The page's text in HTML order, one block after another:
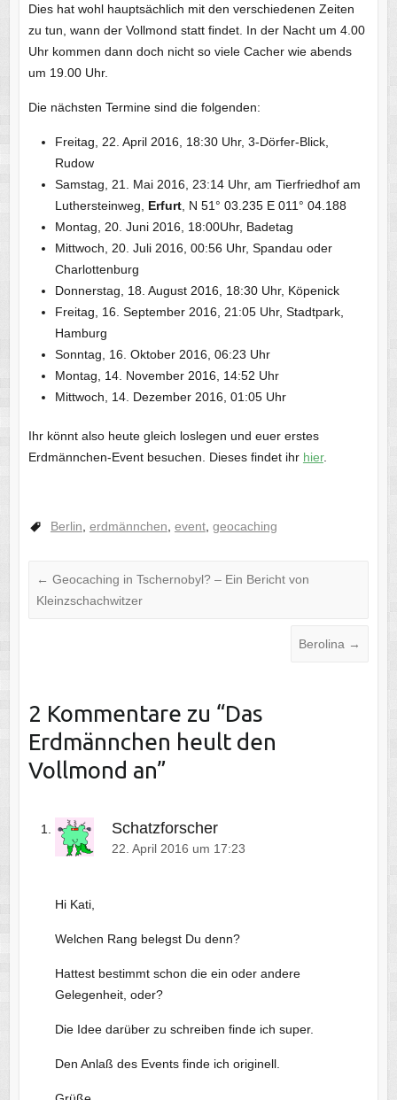
Dies hat wohl hauptsächlich mit den verschiedenen Zeiten
zu tun, wann der Vollmond statt findet. In der Nacht um 4.00
Uhr kommen dann doch nicht so viele Cacher wie abends
um 19.00 Uhr.
Die nächsten Termine sind die folgenden:
Freitag, 22. April 2016, 18:30 Uhr, 3-Dörfer-Blick,
Rudow
Samstag, 21. Mai 2016, 23:14 Uhr, am Tierfriedhof am
Luthersteinweg, Erfurt, N 51° 03.235 E 011° 04.188
Montag, 20. Juni 2016, 18:00Uhr, Badetag
Mittwoch, 20. Juli 2016, 00:56 Uhr, Spandau oder
Charlottenburg
Donnerstag, 18. August 2016, 18:30 Uhr, Köpenick
Freitag, 16. September 2016, 21:05 Uhr, Stadtpark,
Hamburg
Sonntag, 16. Oktober 2016, 06:23 Uhr
Montag, 14. November 2016, 14:52 Uhr
Mittwoch, 14. Dezember 2016, 01:05 Uhr
Ihr könnt also heute gleich loslegen und euer erstes
Erdmännchen-Event besuchen. Dieses findet ihr hier.
Berlin erdmännchen event, geocaching
← Geocaching in Tschernobyl? – Ein Bericht von
Kleinzschachwitzer
Berolina →
2 Kommentare zu “Das
Erdmännchen heult den
Vollmond an”
Schatzforscher
22. April 2016 um 17:23
Hi Kati,
Welchen Rang belegst Du denn?
Hattest bestimmt schon die ein oder andere
Gelegenheit, oder?
Die Idee darüber zu schreiben finde ich super.
Den Anlaß des Events finde ich originell.